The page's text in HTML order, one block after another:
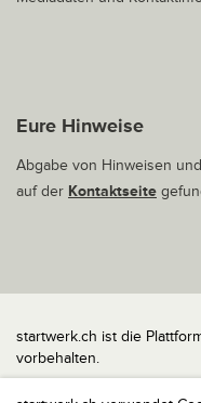
Eure Hinweise
Abgabe von Hinweisen
auf der Kontaktseite
startwerk.ch ist die
vorbehalten.